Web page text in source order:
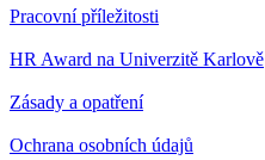
Pracovní příležitosti
HR Award na Univerzitě Karlově
Zásady a opatření
Ochrana osobních údajů